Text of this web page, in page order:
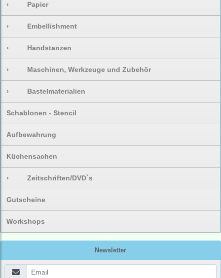
› Papier
› Embellishment
› Handstanzen
› Maschinen, Werkzeuge und Zubehör
› Bastelmaterialien
Schablonen - Stencil
Aufbewahrung
Küchensachen
› Zeitschriften/DVD`s
Gutscheine
Workshops
Newsletter